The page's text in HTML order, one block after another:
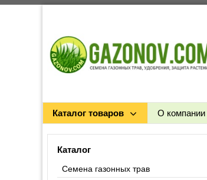
Каталог товаров О компании
Каталог
Семена газонных трав